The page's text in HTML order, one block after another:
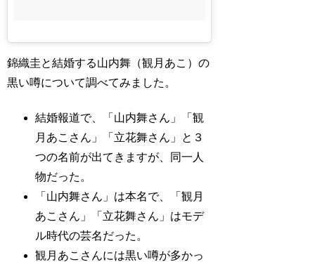
錦織圭と結婚する山内舞（観月あこ）の
黒い噂について調べてみました。
結婚報道で、「山内舞さん」「観
月あこさん」「立花舞さん」と３
つの名前が出てきますが、同一人
物だった。
「山内舞さん」は本名で、「観月
あこさん」「立花舞さん」はモデ
ル時代の芸名だった。
観月あこさんには黒い噂が多かっ